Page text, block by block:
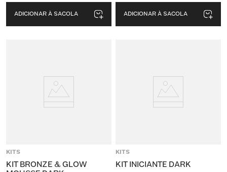
ADICIONAR À SACOLA ADICIONAR À SACOLA
KITS
KIT BRONZE & GLOW
KITS
KIT INICIANTE DARK